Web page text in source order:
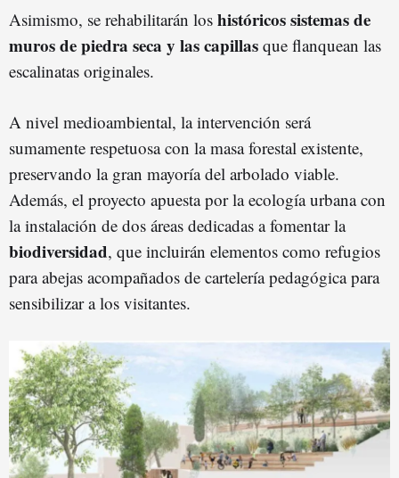
Asimismo, se rehabilitarán los históricos sistemas de
muros de piedra seca y las capillas que flanquean las
escalinatas originales.
A nivel medioambiental, la intervención será
sumamente respetuosa con la masa forestal existente,
preservando la gran mayoría del arbolado viable.
Además, el proyecto apuesta por la ecología urbana con
la instalación de dos áreas dedicadas a fomentar la
biodiversidad, que incluirán elementos como refugios
para abejas acompañados de cartelería pedagógica para
sensibilizar a los visitantes.